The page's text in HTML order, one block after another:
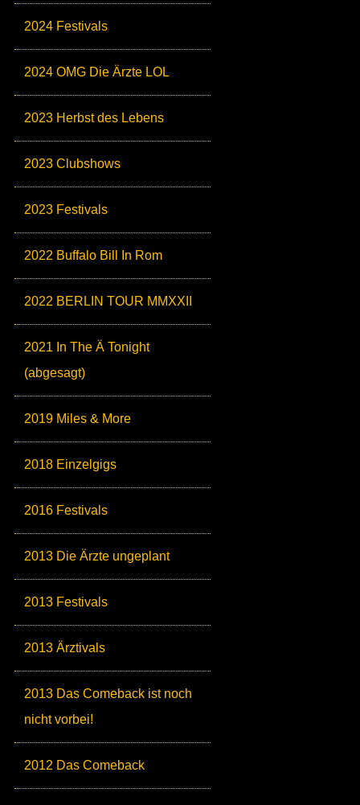
2024 Festivals
2024 OMG Die Ärzte LOL
2023 Herbst des Lebens
2023 Clubshows
2023 Festivals
2022 Buffalo Bill In Rom
2022 BERLIN TOUR MMXXII
2021 In The Ä Tonight
(abgesagt)
2019 Miles & More
2018 Einzelgigs
2016 Festivals
2013 Die Ärzte ungeplant
2013 Festivals
2013 Ärztivals
2013 Das Comeback ist noch
nicht vorbei!
2012 Das Comeback